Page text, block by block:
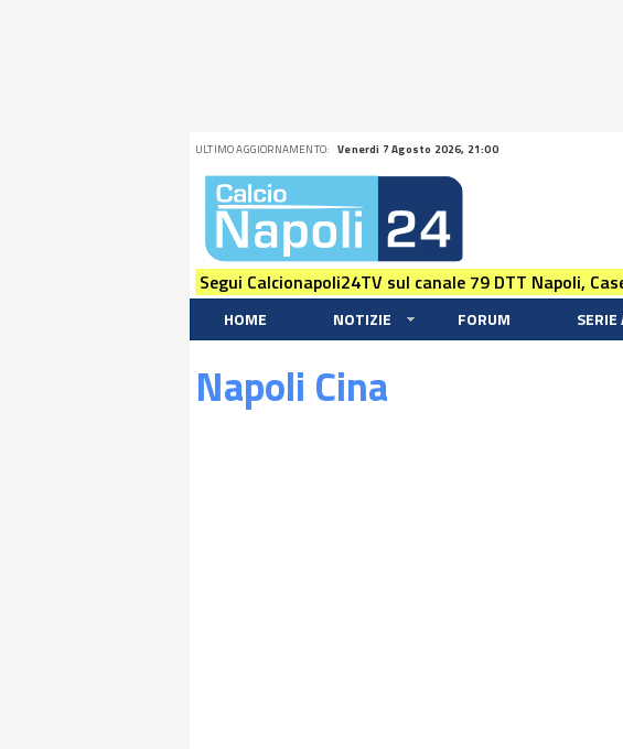
ULTIMO AGGIORNAMENTO: Venerdi 7 Agosto 2026, 21:00
Segui Calcionapoli24TV sul canale 79 DTT Napoli,
HOME NOTIZIE FORUM SERIE
Napoli Cina